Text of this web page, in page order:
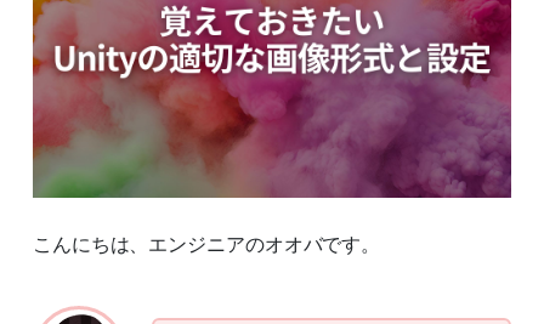
こんにちは、エンジニアのオオバです。